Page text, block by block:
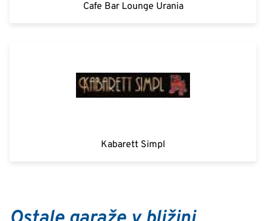
Cafe Bar Lounge Urania
Kabarett Simpl